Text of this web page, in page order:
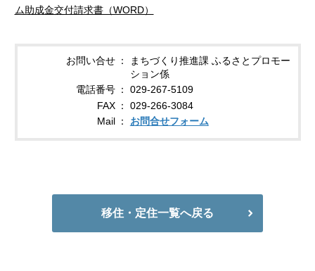
ム助成金交付請求書（WORD）
お問い合せ
まちづくり推進課 ふるさとプロモー
ション係
電話番号
029-267-5109
FAX
029-266-3084
Mail
お問合せフォーム
移住・定住一覧へ戻る